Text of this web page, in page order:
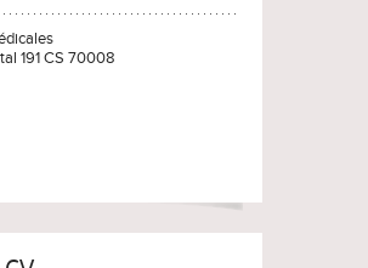
191 CS 70008